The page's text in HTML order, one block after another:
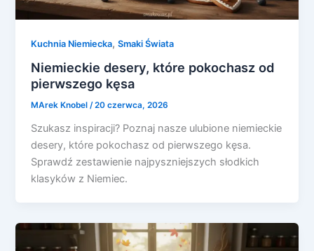
Kuchnia Niemiecka,Smaki Świata
Niemieckie desery, które pokochasz od
pierwszego kęsa
MArek Knobel/20 czerwca, 2026
Szukasz inspiracji? Poznaj nasze ulubione niemieckie
desery, które pokochasz od pierwszego kęsa.
Sprawdź zestawienie najpyszniejszych słodkich
klasyków z Niemiec.